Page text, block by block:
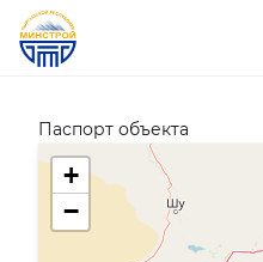
Паспорт объекта
+
−